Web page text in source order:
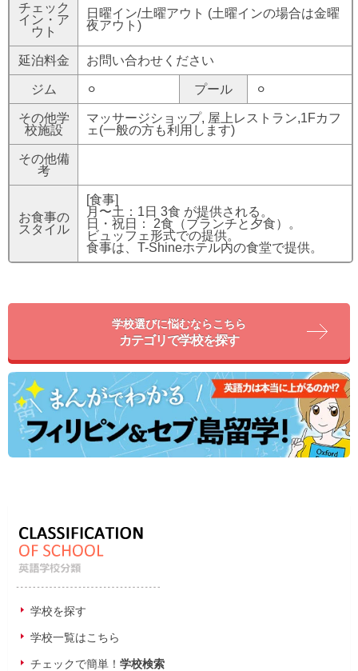
チェック
イン・ア
ウト
日曜イン/土曜アウト (土曜インの場合は金曜
夜アウト)
延泊料金 お問い合わせください
ジム ⚪︎ プール ⚪︎
その他学
校施設
マッサージショップ, 屋上レストラン,1Fカフ
ェ(一般の方も利用します)
その他備
考
お食事の
スタイル
[食事]
月〜土：1日 3食 が提供される。
日・祝日： 2食（ブランチと夕食）。
ビュッフェ形式での提供。
食事は、T-Shineホテル内の食堂で提供。
学校選びに悩むならこちら
カテゴリで学校を探す
学校を探す
学校一覧はこちら
チェックで簡単！ 学校検索